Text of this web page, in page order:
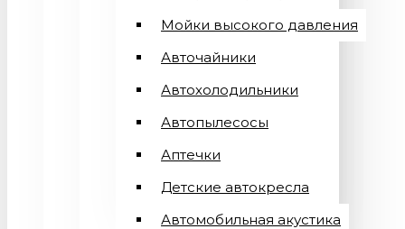
Мойки высокого давления
Авточайники
Автохолодильники
Автопылесосы
Аптечки
Детские автокресла
Автомобильная акустика